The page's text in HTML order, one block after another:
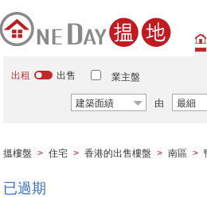
出租 出售 業主盤
建築面績 由 最細
搵樓盤 > 住宅 > 香港的出售樓盤 > 南區 >
已過期